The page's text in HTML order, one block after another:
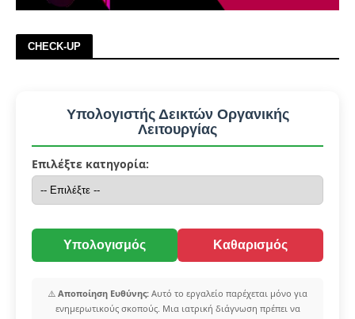
CHECK-UP
Υπολογιστής Δεικτών Οργανικής
Λειτουργίας
Επιλέξτε κατηγορία:
Υπολογισμός Καθαρισμός
⚠️ Αποποίηση Ευθύνης: Αυτό το εργαλείο παρέχεται μόνο για
ενημερωτικούς σκοπούς. Μια ιατρική διάγνωση πρέπει να